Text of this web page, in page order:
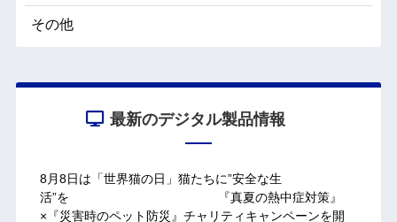
その他
最新のデジタル製品情報
8月8日は「世界猫の日」猫たちに”安全な生
活”を 『真夏の熱中症対策』
×『災害時のペット防災』チャリティキャンペーンを開